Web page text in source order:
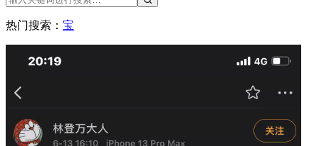
热门搜索： 宝